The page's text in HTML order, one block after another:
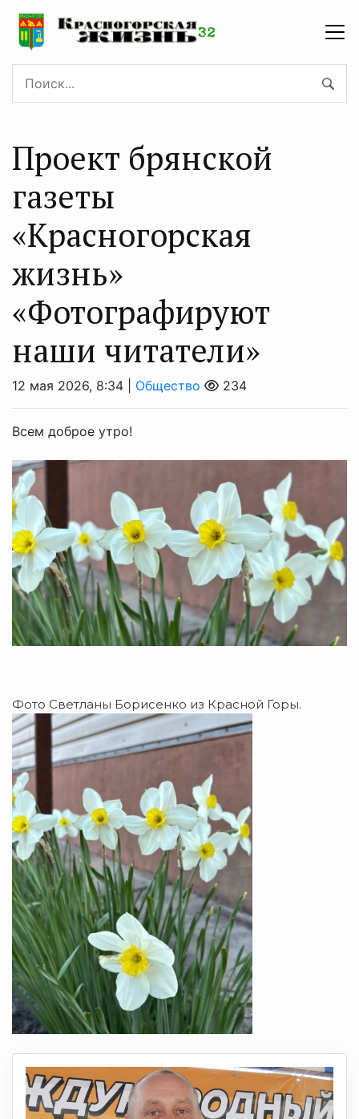
Проект брянской
газеты
«Красногорская
жизнь»
«Фотографируют
наши читатели»
12 мая 2026, 8:34 | Общество 234
Всем доброе утро!
Фото Светланы Борисенко из Красной Горы.